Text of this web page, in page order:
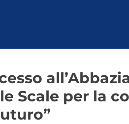
Scale per la